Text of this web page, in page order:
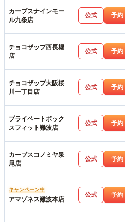
カーブスナインモー
ル九条店
公式 予約
チョコザップ西長堀
店
公式 予約
チョコザップ大阪桜
川一丁目店
公式 予約
プライベートボック
スフィット難波店
公式 予約
カーブスコノミヤ泉
尾店
公式 予約
キャンペーン中
アマゾネス難波本店
公式 予約